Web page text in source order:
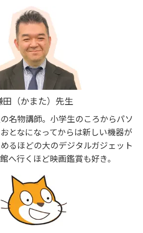
田（かまた）先生
名物講師。小学生のころからパソ
となになってからは新しい機器が
るほどの大のデジタルガジェット
へ行くほど映画鑑賞も好き。